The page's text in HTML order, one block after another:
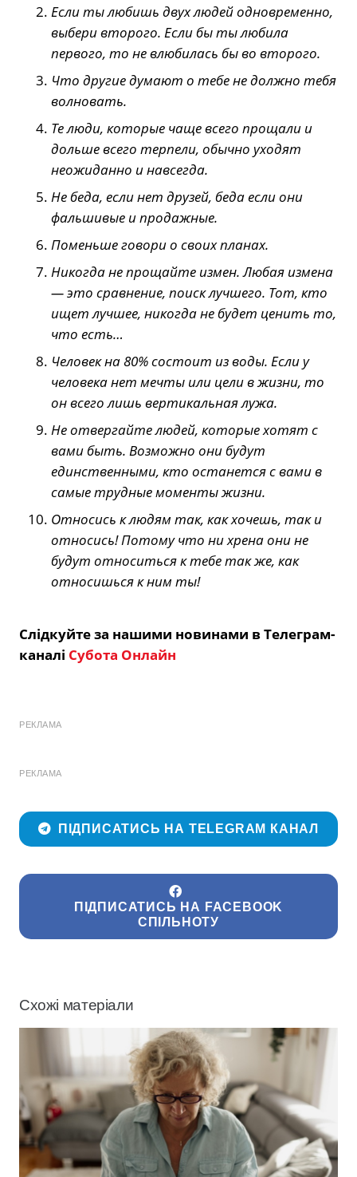
Если ты любишь двух людей одновременно,
выбери второго. Если бы ты любила
первого, то не влюбилась бы во второго.
Что другие думают о тебе не должно тебя
волновать.
Те люди, которые чаще всего прощали и
дольше всего терпели, обычно уходят
неожиданно и навсегда.
Не беда, если нет друзей, беда если они
фальшивые и продажные.
Поменьше говори о своих планах.
Никогда не прощайте измен. Любая измена
— это сравнение, поиск лучшего. Тот, кто
ищет лучшее, никогда не будет ценить то,
что есть…
Человек на 80% состоит из воды. Если у
человека нет мечты или цели в жизни, то
он всего лишь вертикальная лужа.
Не отвергайте людей, которые хотят с
вами быть. Возможно они будут
единственными, кто останется с вами в
самые трудные моменты жизни.
Относись к людям так, как хочешь, так и
относись! Потому что ни хрена они не
будут относиться к тебе так же, как
относишься к ним ты!
Слідкуйте за нашими новинами в Телеграм-
каналі Субота Онлайн
РЕКЛАМА
РЕКЛАМА
ПІДПИСАТИСЬ НА TELEGRAM КАНАЛ
ПІДПИСАТИСЬ НА FACEBOOK
СПІЛЬНОТУ
Схожі матеріали